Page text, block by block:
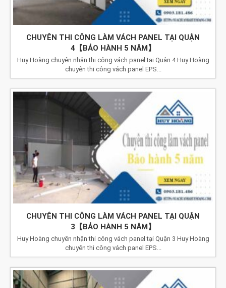
CHUYÊN THI CÔNG LÀM VÁCH PANEL TẠI QUẬN
4【BẢO HÀNH 5 NĂM】
Huy Hoàng chuyên nhận thi công vách panel tại Quận 4 Huy Hoàng
chuyên thi công vách panel EPS...
CHUYÊN THI CÔNG LÀM VÁCH PANEL TẠI QUẬN
3【BẢO HÀNH 5 NĂM】
Huy Hoàng chuyên nhận thi công vách panel tại Quận 3 Huy Hoàng
chuyên thi công vách panel EPS...